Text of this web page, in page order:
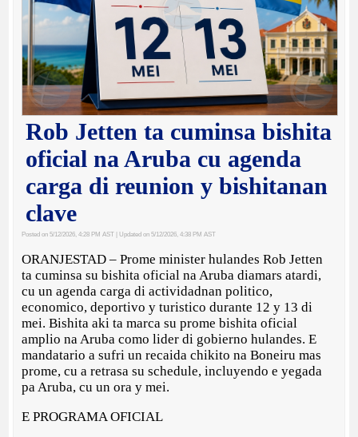
Rob Jetten ta cuminsa bishita
oficial na Aruba cu agenda
carga di reunion y bishitanan
clave
Posted on 5/12/2026, 4:28 PM AST | Updated on 5/12/2026, 4:38 PM AST
ORANJESTAD – Prome minister hulandes Rob Jetten
ta cuminsa su bishita oficial na Aruba diamars atardi,
cu un agenda carga di actividadnan politico,
economico, deportivo y turistico durante 12 y 13 di
mei. Bishita aki ta marca su prome bishita oficial
amplio na Aruba como lider di gobierno hulandes. E
mandatario a sufri un recaida chikito na Boneiru mas
prome, cu a retrasa su schedule, incluyendo e yegada
pa Aruba, cu un ora y mei.
E PROGRAMA OFICIAL